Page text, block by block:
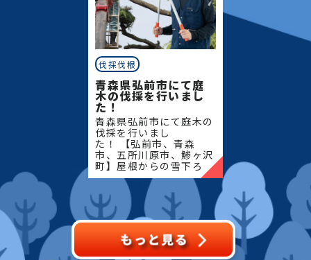
伐採伐根
青森県弘前市にて庭
木の伐採を行いまし
た！
青森県弘前市にて庭木の
伐採を行いまし
た！ 【弘前市、青森
市、五所川原市、鯵ヶ沢
町】屋根からの雪下ろ
し・除雪・排雪などの作
業もお任せください！地
域密着で伐採・抜根・剪
定・草刈りなどのお庭の
こと、造園・